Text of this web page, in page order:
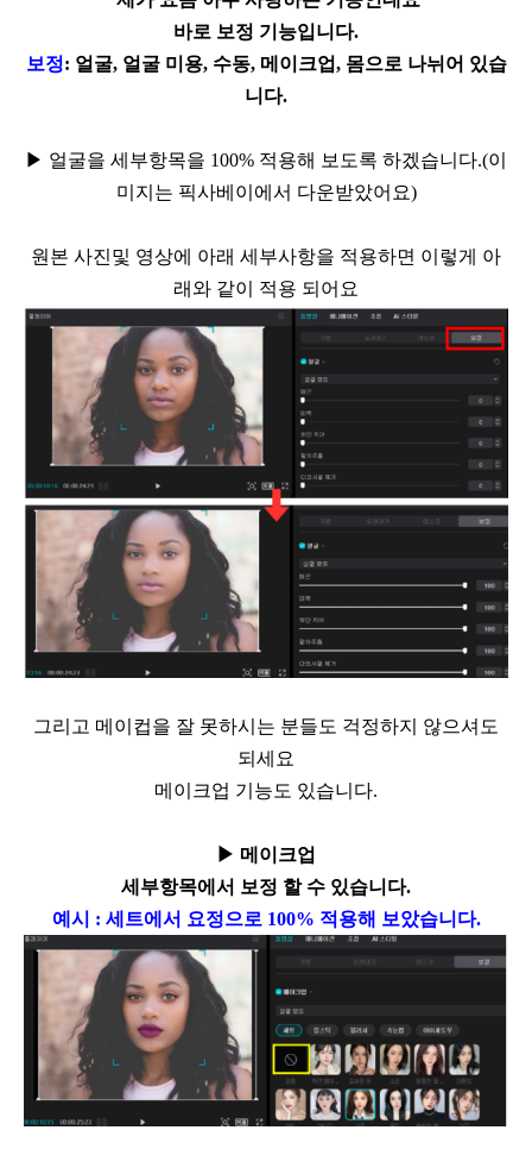
바로 보정 기능입니다.
보정: 얼굴, 얼굴 미용, 수동, 메이크업, 몸으로 나뉘어 있습
니다.
▶ 얼굴을 세부항목을 100% 적용해 보도록 하겠습니다.(이
미지는 픽사베이에서 다운받았어요)
원본 사진및 영상에 아래 세부사항을 적용하면 이렇게 아
래와 같이 적용 되어요
그리고 메이컵을 잘 못하시는 분들도 걱정하지 않으셔도
되세요
메이크업 기능도 있습니다.
▶ 메이크업
세부항목에서 보정 할 수 있습니다.
예시 : 세트에서 요정으로 100% 적용해 보았습니다.